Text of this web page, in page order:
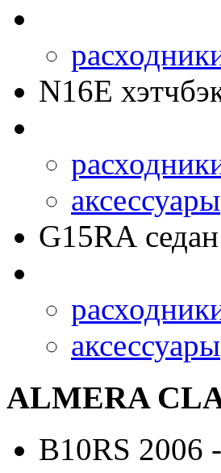
N16E
аксессуары
G15RA
аксессуары
ALMERA
B10RS 2006